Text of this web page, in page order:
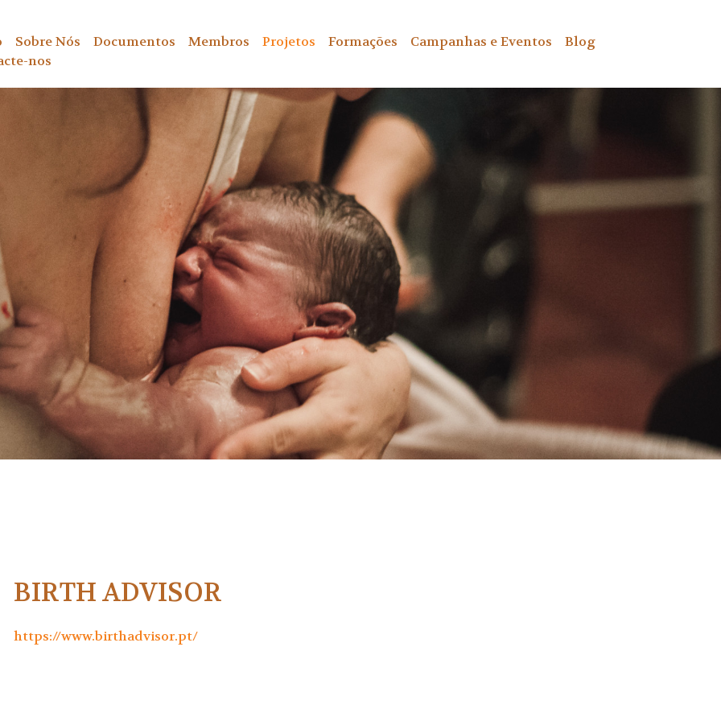
Sobre Nós Documentos Membros Projetos Formações Campanhas e Eventos
Blog
nos
BIRTH ADVISOR
https://www.birthadvisor.pt/